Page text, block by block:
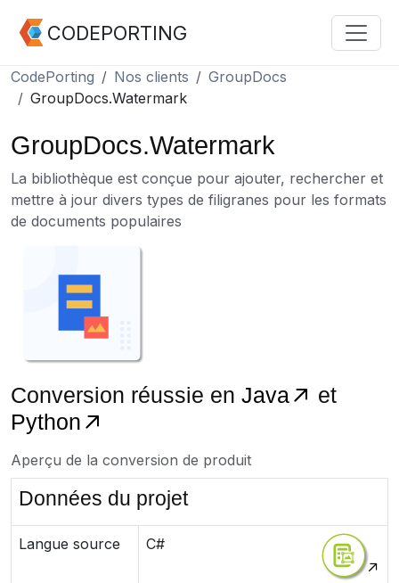
CODEPORTING
CodePorting Nos clients
GroupDocs
GroupDocs.Watermark
GroupDocs.Watermark
La bibliothèque est conçue pour ajouter, rechercher et
mettre à jour divers types de filigranes pour les formats
de documents populaires
Conversion réussie en Java
et
Python
Aperçu de la conversion de produit
Données du projet
Langue source C#